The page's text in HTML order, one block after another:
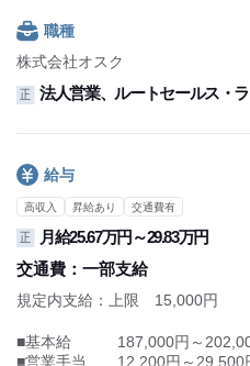
職種
株式会社オスク
正 法人営業、ルートセールス・
給与
高収入 昇給あり 交通費有
正
月給25.67万円～29.83万円
交通費： 一部支給
規定内支給：上限 15,000円
■基本給 187,000円～
■営業手当 12,200円～29,500